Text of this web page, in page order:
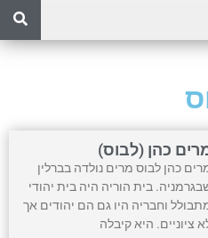
כהן (לבוס)
כהן לבוס מרים נולדה בברלין
בית הוריה היה בית יהודי
וחבריה היו גם הם יהודים אך
ציוניים. היא קיבלה